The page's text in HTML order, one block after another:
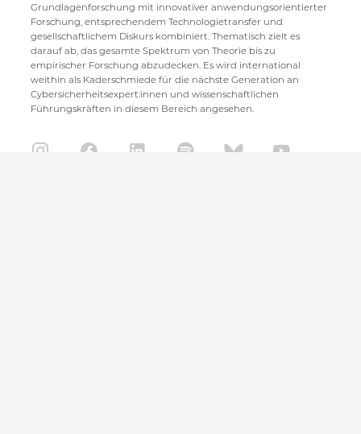
Grundlagenforschung mit innovativer anwendungsorientierter
Forschung, entsprechendem Technologietransfer und
gesellschaftlichem Diskurs kombiniert. Thematisch zielt es
darauf ab, das gesamte Spektrum von Theorie bis zu
empirischer Forschung abzudecken. Es wird international
weithin als Kaderschmiede für die nächste Generation an
Cybersicherheitsexpert:innen und wissenschaftlichen
Führungskräften in diesem Bereich angesehen.